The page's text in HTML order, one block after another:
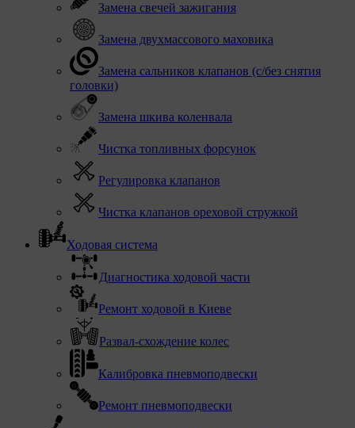
Замена свечей зажигания
Замена двухмассового маховика
Замена сальников клапанов (с/без снятия
головки)
Замена шкива коленвала
Чистка топливных форсунок
Регулировка клапанов
Чистка клапанов ореховой стружкой
Ходовая система
Диагностика ходовой части
Ремонт ходовой в Киеве
Развал-схождение колес
Калибровка пневмоподвески
Ремонт пневмоподвески